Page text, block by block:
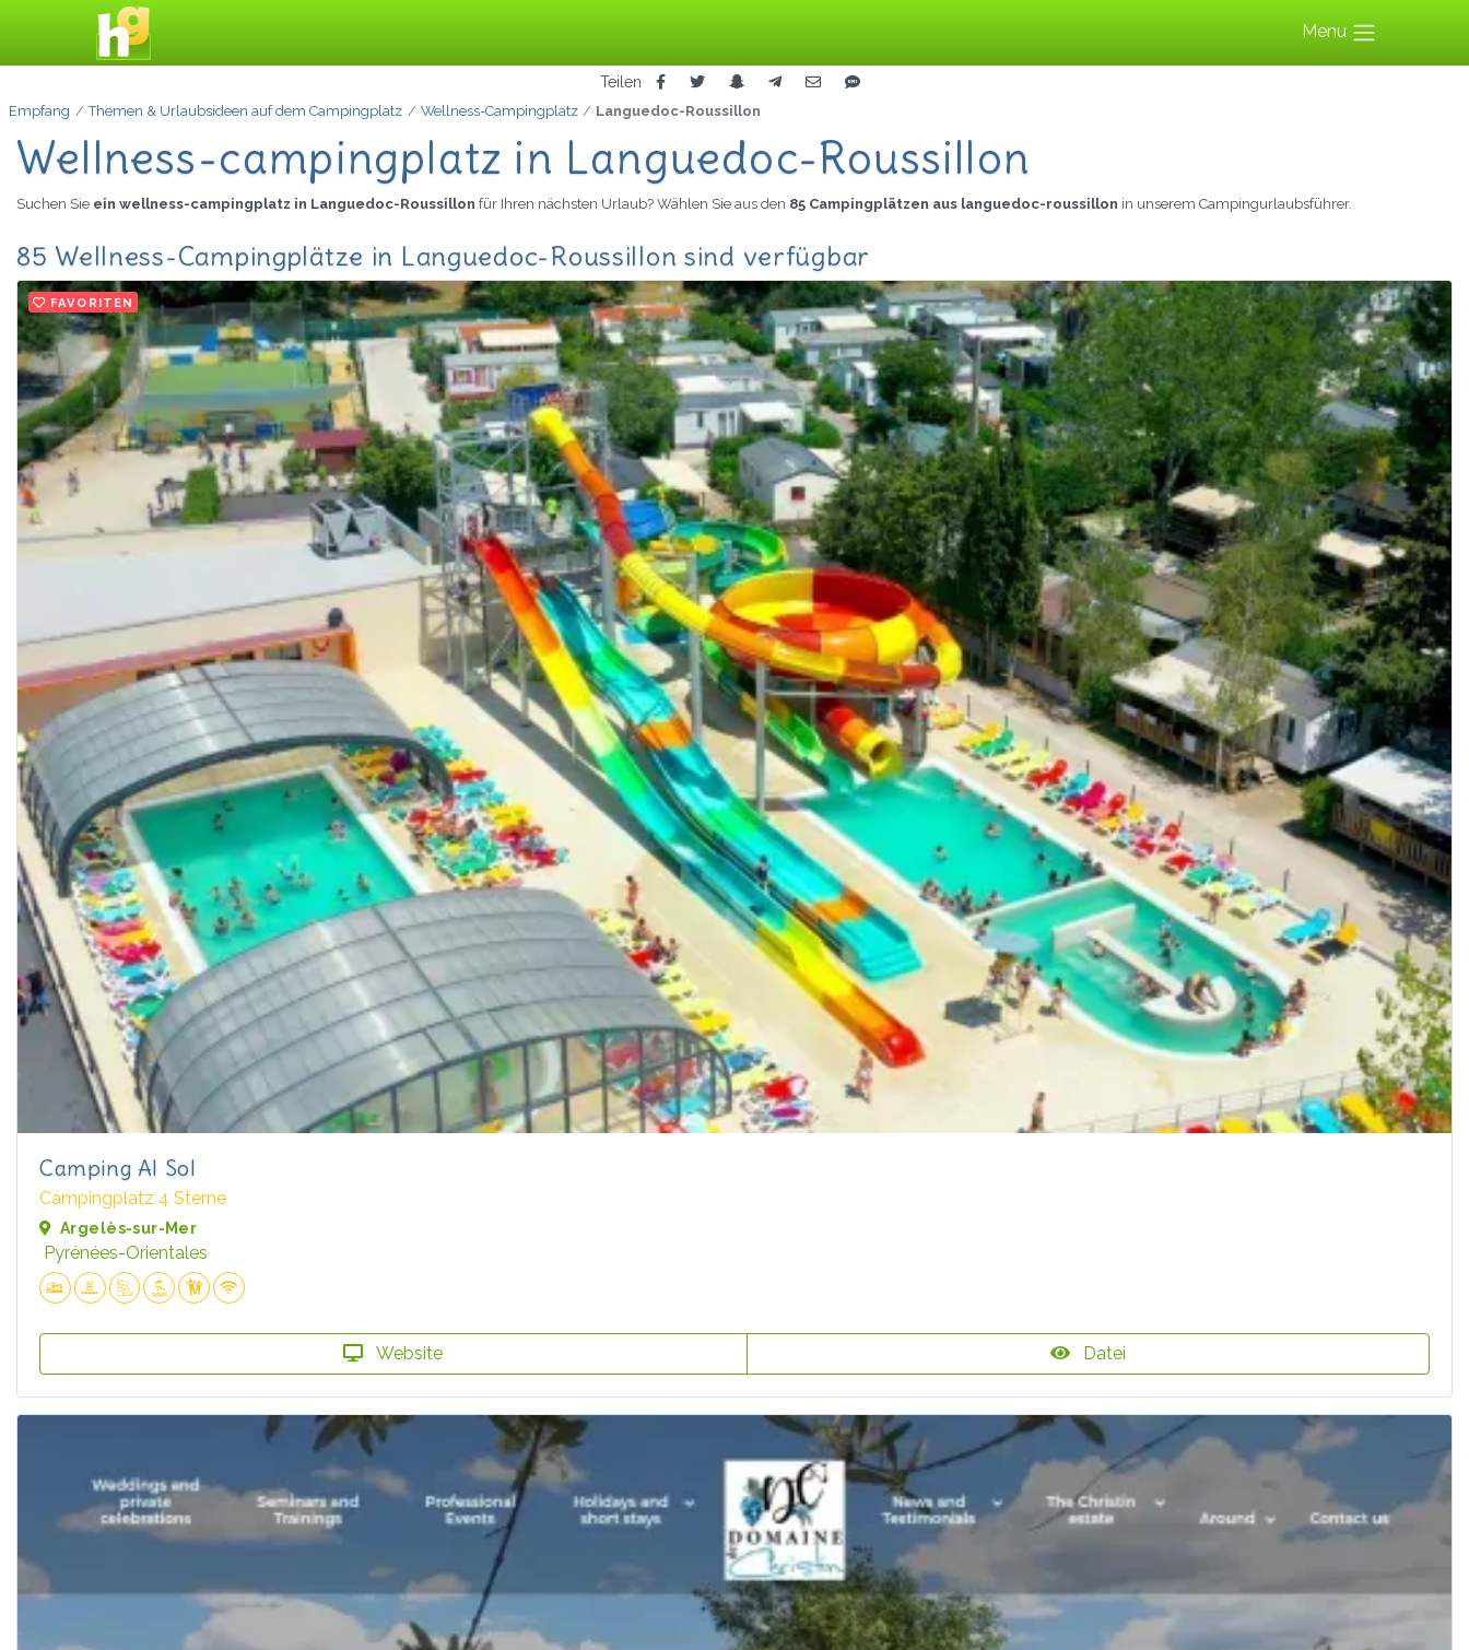
Menu
Teilen
Empfang Themen & Urlaubsideen auf dem Campingplatz Wellness-Campingplatz Languedoc-Roussillon
Wellness-campingplatz in Languedoc-Roussillon
Suchen Sie ein wellness-campingplatz in Languedoc-Roussillon für Ihren nächsten Urlaub? Wählen Sie aus den 85 Campingplätzen aus languedoc-roussillon in unserem Campingurlaubsführer.
85 Wellness-Campingplätze in Languedoc-Roussillon sind verfügbar
FAVORITEN
Camping Al Sol
Campingplatz 4 Sterne
Argelès-sur-Mer
Pyrénées-Orientales
Website Datei